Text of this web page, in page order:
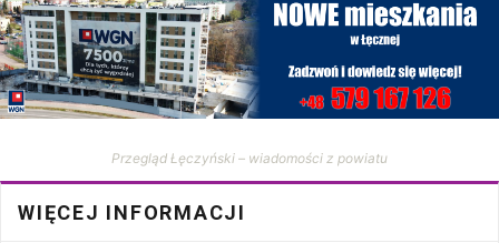
Przegląd Łęczyński – wiadomości z powiatu
WIĘCEJ INFORMACJI